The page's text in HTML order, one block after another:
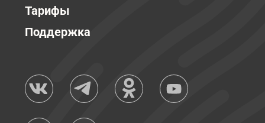
Тарифы
Поддержка